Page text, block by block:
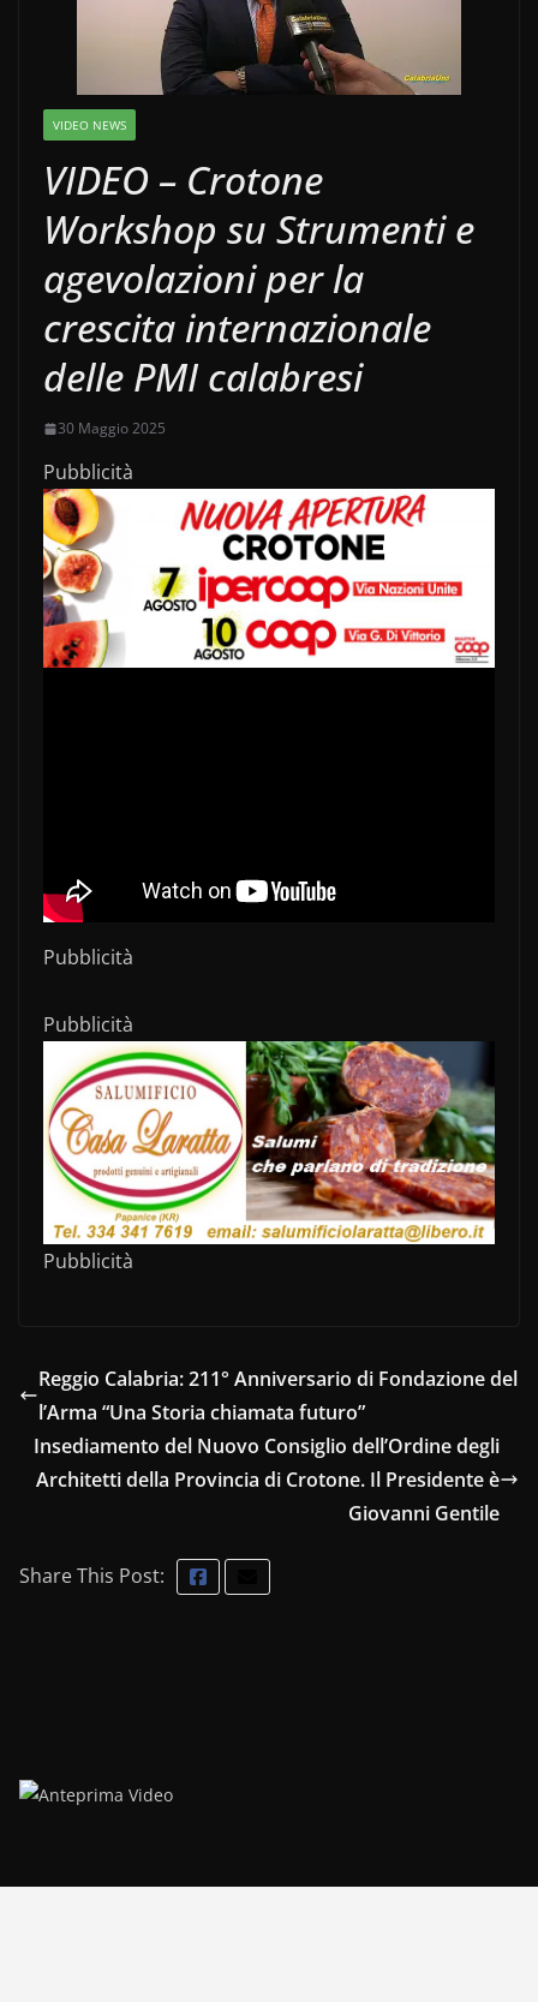
VIDEO NEWS
VIDEO – Crotone
Workshop su Strumenti e
agevolazioni per la
crescita internazionale
delle PMI calabresi
30 Maggio 2025
Pubblicità
Pubblicità
Pubblicità
Pubblicità
Reggio Calabria: 211° Anniversario di Fondazione del
l’Arma “Una Storia chiamata futuro”
Insediamento del Nuovo Consiglio dell’Ordine degli
Architetti della Provincia di Crotone. Il Presidente è
Giovanni Gentile
Share This Post: